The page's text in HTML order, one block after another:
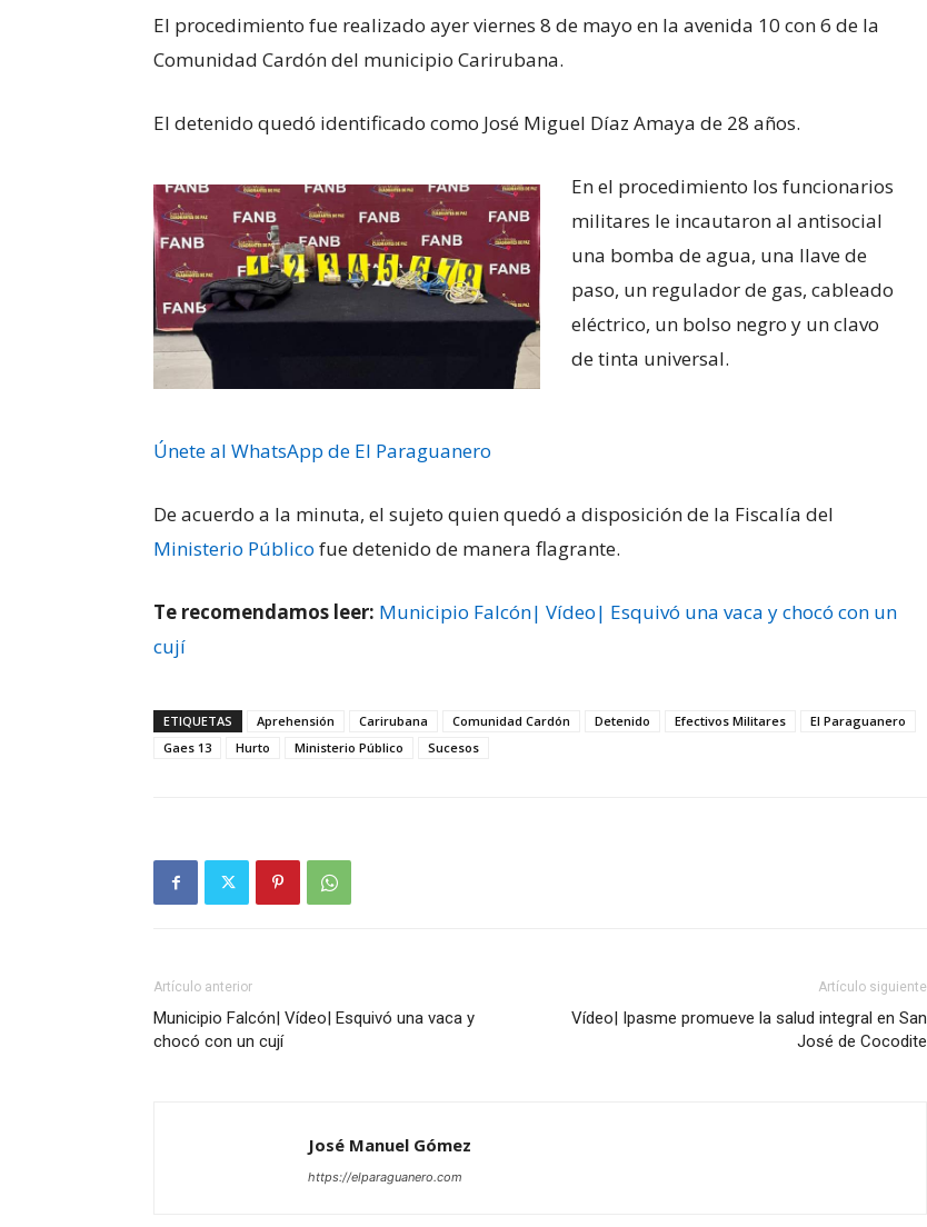
El procedimiento fue realizado ayer viernes 8 de mayo en la avenida 10 con 6 de la
Comunidad Cardón del municipio Carirubana.
El detenido quedó identificado como José Miguel Díaz Amaya de 28 años.
En el procedimiento los funcionarios
militares le incautaron al antisocial
una bomba de agua, una llave de
paso, un regulador de gas, cableado
eléctrico, un bolso negro y un clavo
de tinta universal.
Únete al WhatsApp de El Paraguanero
De acuerdo a la minuta, el sujeto quien quedó a disposición de la Fiscalía del
Ministerio Público fue detenido de manera flagrante.
Te recomendamos leer: Municipio Falcón| Vídeo| Esquivó una vaca y chocó con un
cují
ETIQUETAS Aprehensión Carirubana Comunidad Cardón Detenido Efectivos Militares
El Paraguanero
Gaes 13
Hurto Ministerio Público Sucesos
Artículo anterior
Municipio Falcón| Vídeo| Esquivó una vaca y
chocó con un cují
Artículo siguiente
Vídeo| Ipasme promueve la salud integral en San
José de Cocodite
José Manuel Gómez
https://elparaguanero.com